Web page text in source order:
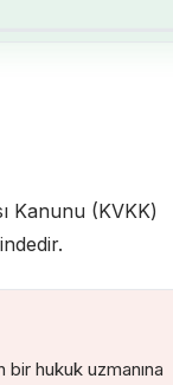
Kanunu (KVKK)
hukuk uzmanına